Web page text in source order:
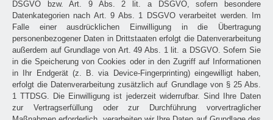
DSGVO bzw. Art. 9 Abs. 2 lit. a DSGVO, sofern besondere
Datenkategorien nach Art. 9 Abs. 1 DSGVO verarbeitet werden. Im
Falle einer ausdrücklichen Einwilligung in die Übertragung
personenbezogener Daten in Drittstaaten erfolgt die Datenverarbeitung
außerdem auf Grundlage von Art. 49 Abs. 1 lit. a DSGVO. Sofern Sie
in die Speicherung von Cookies oder in den Zugriff auf Informationen
in Ihr Endgerät (z. B. via Device-Fingerprinting) eingewilligt haben,
erfolgt die Datenverarbeitung zusätzlich auf Grundlage von § 25 Abs.
1 TTDSG. Die Einwilligung ist jederzeit widerrufbar. Sind Ihre Daten
zur Vertragserfüllung oder zur Durchführung vorvertraglicher